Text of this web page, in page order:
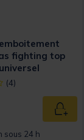
fighting top
out of 5
(4)
sous 24 h